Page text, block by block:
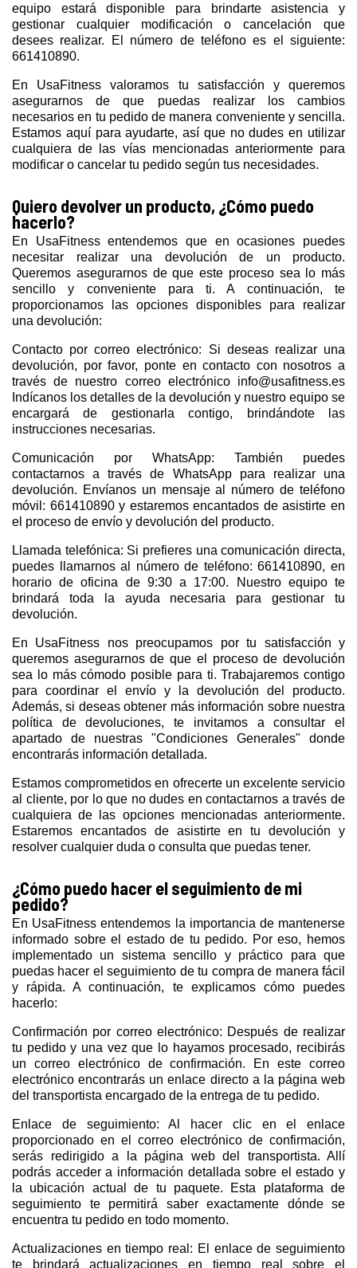
equipo estará disponible para brindarte asistencia y
gestionar cualquier modificación o cancelación que
desees realizar. El número de teléfono es el siguiente:
661410890.
En UsaFitness valoramos tu satisfacción y queremos
asegurarnos de que puedas realizar los cambios
necesarios en tu pedido de manera conveniente y sencilla.
Estamos aquí para ayudarte, así que no dudes en utilizar
cualquiera de las vías mencionadas anteriormente para
modificar o cancelar tu pedido según tus necesidades.
Quiero devolver un producto, ¿Cómo puedo
hacerlo?
En UsaFitness entendemos que en ocasiones puedes
necesitar realizar una devolución de un producto.
Queremos asegurarnos de que este proceso sea lo más
sencillo y conveniente para ti. A continuación, te
proporcionamos las opciones disponibles para realizar
una devolución:
Contacto por correo electrónico: Si deseas realizar una
devolución, por favor, ponte en contacto con nosotros a
través de nuestro correo electrónico info@usafitness.es
Indícanos los detalles de la devolución y nuestro equipo se
encargará de gestionarla contigo, brindándote las
instrucciones necesarias.
Comunicación por WhatsApp: También puedes
contactarnos a través de WhatsApp para realizar una
devolución. Envíanos un mensaje al número de teléfono
móvil: 661410890 y estaremos encantados de asistirte en
el proceso de envío y devolución del producto.
Llamada telefónica: Si prefieres una comunicación directa,
puedes llamarnos al número de teléfono: 661410890, en
horario de oficina de 9:30 a 17:00. Nuestro equipo te
brindará toda la ayuda necesaria para gestionar tu
devolución.
En UsaFitness nos preocupamos por tu satisfacción y
queremos asegurarnos de que el proceso de devolución
sea lo más cómodo posible para ti. Trabajaremos contigo
para coordinar el envío y la devolución del producto.
Además, si deseas obtener más información sobre nuestra
política de devoluciones, te invitamos a consultar el
apartado de nuestras "Condiciones Generales" donde
encontrarás información detallada.
Estamos comprometidos en ofrecerte un excelente servicio
al cliente, por lo que no dudes en contactarnos a través de
cualquiera de las opciones mencionadas anteriormente.
Estaremos encantados de asistirte en tu devolución y
resolver cualquier duda o consulta que puedas tener.
¿Cómo puedo hacer el seguimiento de mi
pedido?
En UsaFitness entendemos la importancia de mantenerse
informado sobre el estado de tu pedido. Por eso, hemos
implementado un sistema sencillo y práctico para que
puedas hacer el seguimiento de tu compra de manera fácil
y rápida. A continuación, te explicamos cómo puedes
hacerlo:
Confirmación por correo electrónico: Después de realizar
tu pedido y una vez que lo hayamos procesado, recibirás
un correo electrónico de confirmación. En este correo
electrónico encontrarás un enlace directo a la página web
del transportista encargado de la entrega de tu pedido.
Enlace de seguimiento: Al hacer clic en el enlace
proporcionado en el correo electrónico de confirmación,
serás redirigido a la página web del transportista. Allí
podrás acceder a información detallada sobre el estado y
la ubicación actual de tu paquete. Esta plataforma de
seguimiento te permitirá saber exactamente dónde se
encuentra tu pedido en todo momento.
Actualizaciones en tiempo real: El enlace de seguimiento
te brindará actualizaciones en tiempo real sobre el